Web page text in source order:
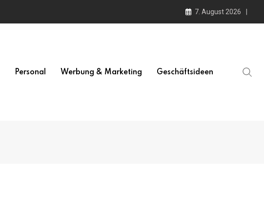
7. August 2026
Personal Werbung & Marketing Geschäftsideen